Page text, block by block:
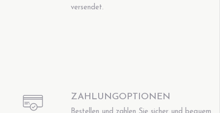
versendet.
ZAHLUNGOPTIONEN